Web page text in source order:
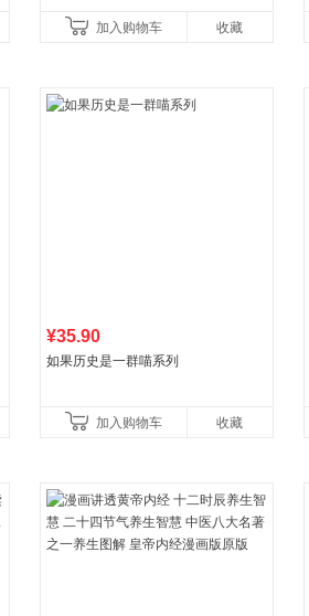
加入购物车 收藏
¥35.90
如果历史是一群喵系列
加入购物车 收藏